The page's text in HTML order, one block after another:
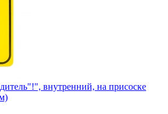
внутренний, на присоске